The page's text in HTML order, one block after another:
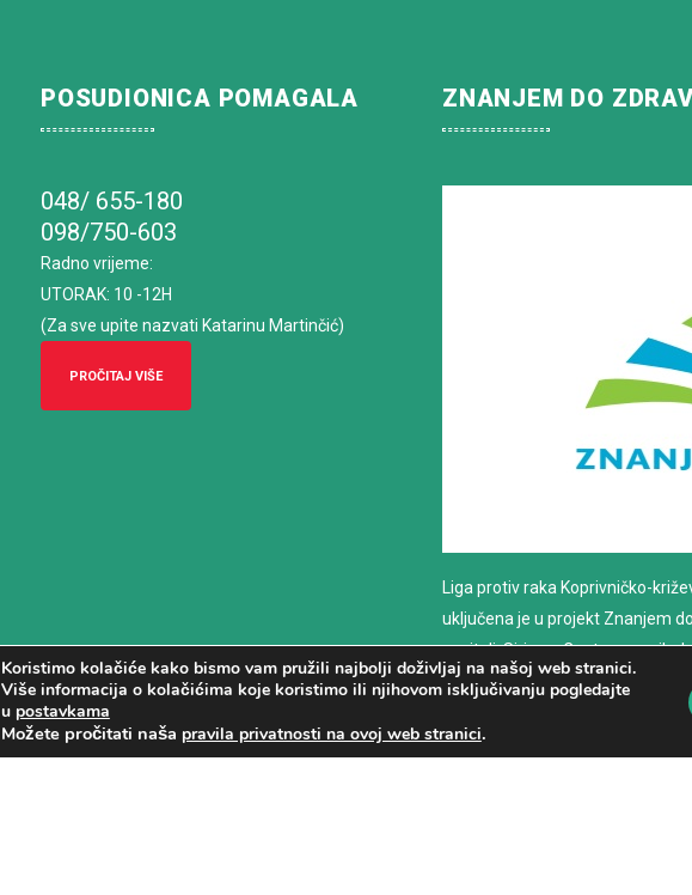
Koristimo kolačiće kako bismo vam pružili najbolji doživljaj na našoj web stranici.
Više informacija o kolačićima koje koristimo ili njihovom isključivanju pogledajte
u postavkama
Možete pročitati naša pravila privatnosti na ovoj web stranici.
POSUDIONICA POMAGALA
048/ 655-180
098/750-603
Radno vrijeme:
UTORAK: 10 -12H
(Za sve upite nazvati Katarinu Martinčić)
PROČITAJ VIŠE
ZNANJEM DO
Liga protiv raka Koprivničko-
uključena je u projekt Znanjem
nositelj: Sirius – Centar za
savjetovanje
PROČITAJ VIŠE